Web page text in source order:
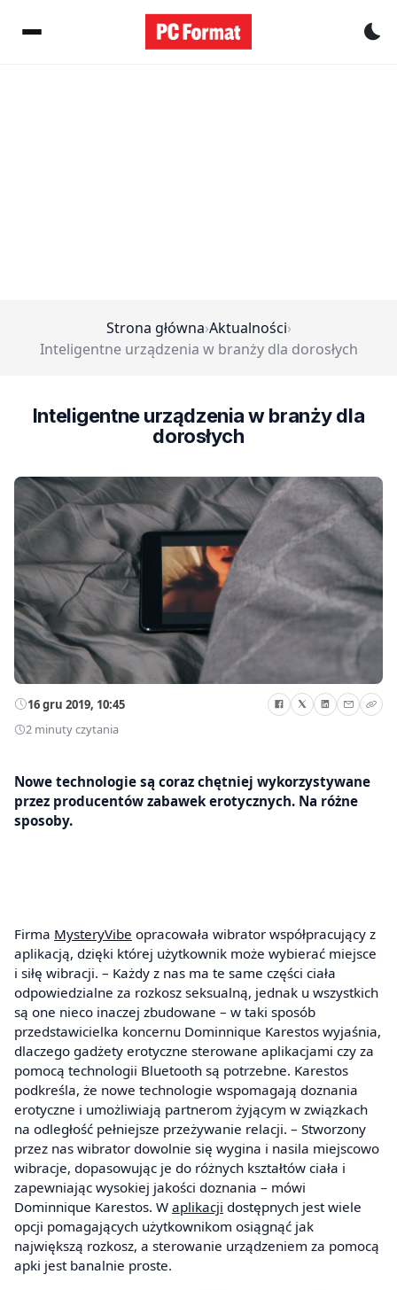
Strona główna›Aktualności›
Inteligentne urządzenia w branży dla dorosłych
Inteligentne urządzenia w branży dla
dorosłych
16 gru 2019, 10:45
2 minuty czytania
Nowe technologie są coraz chętniej wykorzystywane
przez producentów zabawek erotycznych. Na różne
sposoby.
Firma MysteryVibe opracowała wibrator współpracujący z
aplikacją, dzięki której użytkownik może wybierać miejsce
i siłę wibracji. – Każdy z nas ma te same części ciała
odpowiedzialne za rozkosz seksualną, jednak u wszystkich
są one nieco inaczej zbudowane – w taki sposób
przedstawicielka koncernu Dominnique Karestos wyjaśnia,
dlaczego gadżety erotyczne sterowane aplikacjami czy za
pomocą technologii Bluetooth są potrzebne. Karestos
podkreśla, że nowe technologie wspomagają doznania
erotyczne i umożliwiają partnerom żyjącym w związkach
na odległość pełniejsze przeżywanie relacji. – Stworzony
przez nas wibrator dowolnie się wygina i nasila miejscowo
wibracje, dopasowując je do różnych kształtów ciała i
zapewniając wysokiej jakości doznania – mówi
Dominnique Karestos. W aplikacji dostępnych jest wiele
opcji pomagających użytkownikom osiągnąć jak
największą rozkosz, a sterowanie urządzeniem za pomocą
apki jest banalnie proste.